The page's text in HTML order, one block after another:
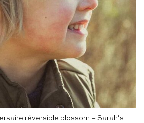
réversible blossom – Sarah’s